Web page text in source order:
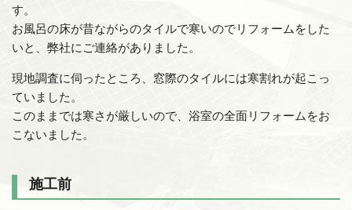
す。
お風呂の床が昔ながらのタイルで寒いのでリフォームをした
いと、弊社にご連絡がありました。
現地調査に伺ったところ、窓際のタイルには寒割れが起こっ
ていました。
このままでは寒さが厳しいので、浴室の全面リフォームをお
こないました。
施工前